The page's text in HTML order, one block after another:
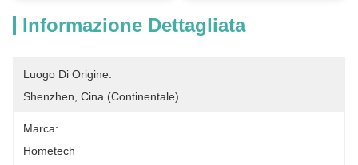
Informazione Dettagliata
Luogo Di Origine:
Shenzhen, Cina (continentale)
Marca:
Hometech